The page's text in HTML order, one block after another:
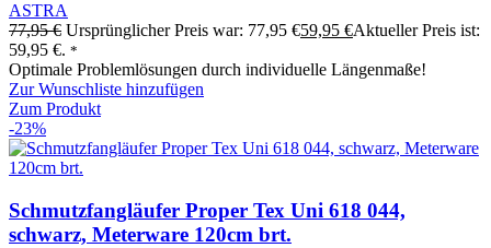
ASTRA
77,95€ Ursprünglicher Preis war: 77,95 €59,95 €Aktueller Preis ist:
59,95 €. *
Optimale Problemlösungen durch individuelle Längenmaße!
Zur Wunschliste hinzufügen
Zum Produkt
-23%
Schmutzfangläufer Proper Tex Uni 618 044,
schwarz, Meterware 120cm brt.